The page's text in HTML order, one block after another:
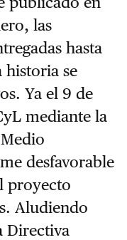
las
hasta
historia se
Ya el 9 de
mediante la
desfavorable
proyecto
Aludiendo
Directiva